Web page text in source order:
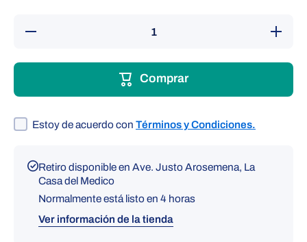
Reducir
extra suave
piezas,
Comprar
Estoy de acuerdo con Términos y Condiciones.
Retiro disponible enAve. Justo Arosemena, La
Casa del Medico
Normalmente está listo en 4 horas
Ver información de la tienda